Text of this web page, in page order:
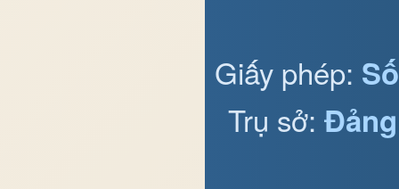
Giấy phép:
Trụ sở: